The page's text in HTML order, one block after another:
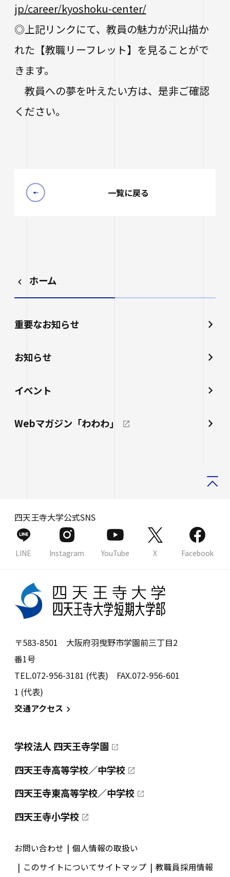
ホーム
重要なお知らせ
お知らせ
イベント
Webマガジン「わわわ」
jp/career/kyoshoku-center/
◎上記リンクにて、教員の魅力が沢山描か
れた【教職リーフレット】を見ることがで
きます。
教員への夢を叶えたい方は、是非ご確認
ください。
一覧に戻る
四天王寺大学公式SNS
LINE Instagram YouTube X Facebook
〒583-8501 大阪府羽曳野市学園前三丁目2
番1号
TEL.072-956-3181 (代表) FAX.072-956-601
1 (代表)
交通アクセス
学校法人 四天王寺学園
四天王寺高等学校／中学校
四天王寺東高等学校／中学校
四天王寺小学校
お問い合わせ
個人情報の取扱い
このサイトについてサイトマップ 教職員採用情報